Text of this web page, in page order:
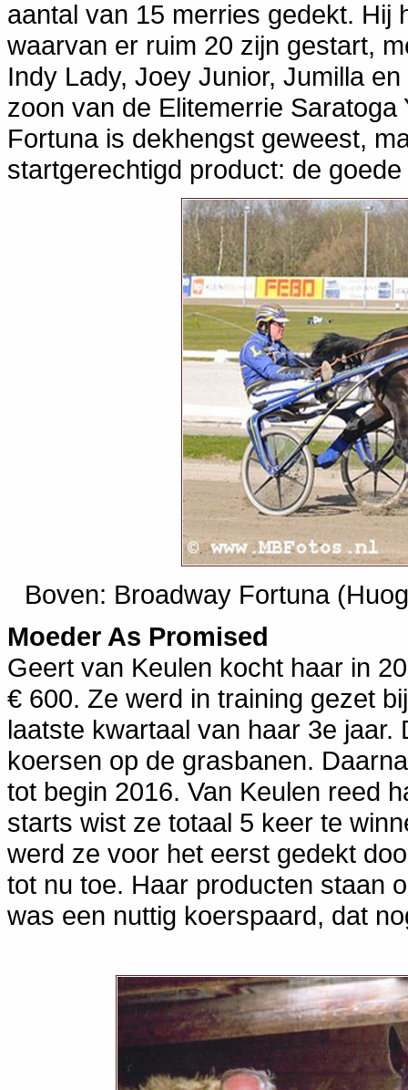
aantal van 15 merries gedekt. Hij
waarvan er ruim 20 zijn gestart,
Indy Lady, Joey Junior, Jumilla
zoon van de Elitemerrie
Fortuna is dekhengst geweest,
startgerechtigd product: de
Boven: Broadway Fortuna
Moeder As Promised
Geert van Keulen kocht haar in
€ 600. Ze werd in training gezet
laatste kwartaal van haar 3e
koersen op de grasbanen.
tot begin 2016. Van Keulen reed
starts wist ze totaal 5 keer te
werd ze voor het eerst gedekt
tot nu toe. Haar producten staan
was een nuttig koerspaard, dat